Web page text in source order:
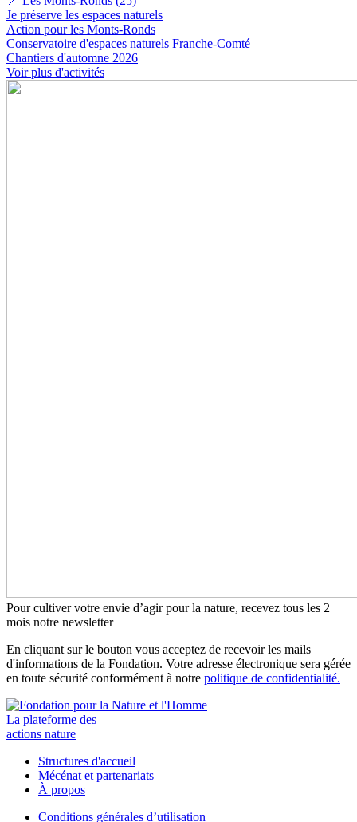
Je préserve les espaces naturels
Action pour les Monts-Ronds
Conservatoire d'espaces naturels Franche-Comté
Chantiers d'automne 2026
Voir plus d'activités
Pour cultiver votre envie d’agir pour la nature, recevez tous les 2
mois notre newsletter
En cliquant sur le bouton vous acceptez de recevoir les mails
d'informations de la Fondation. Votre adresse électronique sera gérée
en toute sécurité conformément à notre politique de confidentialité.
La plateforme des
actions nature
Structures d'accueil
Mécénat et partenariats
À propos
Conditions générales d’utilisation